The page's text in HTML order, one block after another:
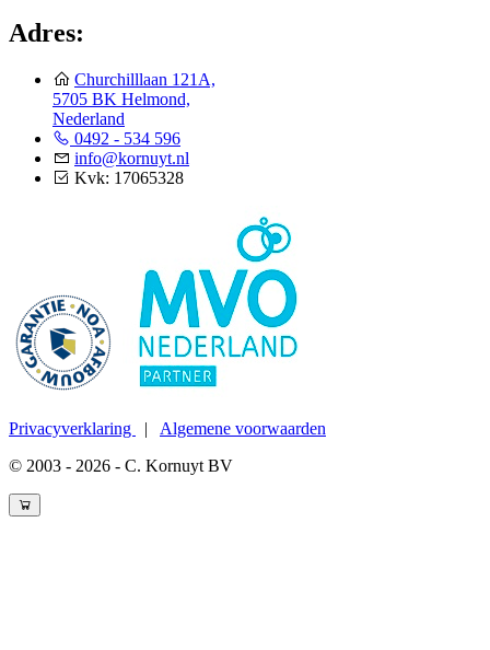
Adres:
Churchilllaan 121A,
5705 BK Helmond,
Nederland
0492 - 534 596
info@kornuyt.nl
Kvk: 17065328
Privacyverklaring | Algemene voorwaarden
© 2003 - 2026 - C. Kornuyt BV